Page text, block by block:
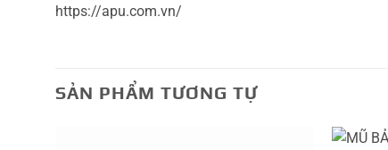
https://apu.com.vn/
SẢN PHẨM TƯƠNG TỰ